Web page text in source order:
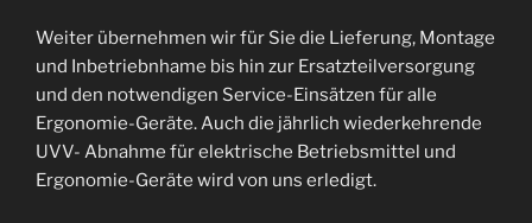
Weiter übernehmen wir für Sie die Lieferung, Montage
und Inbetriebnhame bis hin zur Ersatzteilversorgung
und den notwendigen Service-Einsätzen für alle
Ergonomie-Geräte. Auch die jährlich wiederkehrende
UVV- Abnahme für elektrische Betriebsmittel und
Ergonomie-Geräte wird von uns erledigt.